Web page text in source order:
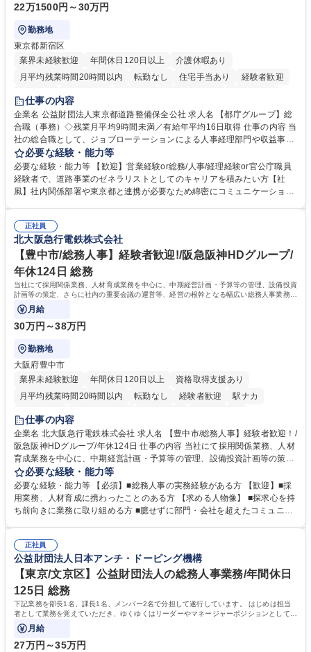
22万1500円～30万円
勤務地
東京都新宿区
業界未経験歓迎
年間休日120日以上
介護休暇あり
月平均残業時間20時間以内
転勤なし 住宅手当あり
経験者歓迎
研修あり
退職金あり
駅近5分以内
資格取得手当あり 食事補助あり
仕事の内容
企業名 公益財団法人東京都道路整備保全公社 求人名 【都庁グループ】総
合職（事務）◇残業月平均9時間未満／有給年平均16日取得 仕事の内容 当
社の総合職として、ジョブローテーションによる人事経理部門や収益事業
等のフロント部門の部署等幅広い部署での業務をお任せいたします。研修
制度やキャリア支援が充実しております！ ※下記業務詳細 【業務詳細】■
管理部門：広報、人事、経理など当公社の運営に係る管理業務 ■収益部
門：駐車場の新規開拓、管理運営、新宿駅西口広場の「イベントコーナ
道路施設や道路工事現場の見学ツアー事業 ※入社後は上記いずれかの部門
へ配属。※業務内容変更の範囲：会社の定める業務 募集職種 【都庁グル
ープ】総合職（事務）◇残業月平均9時間未満／有給年平均16日取得
必要な経験・能力等
必要な経験・能力等 【歓迎】営業経験or総務/人事/経理経験or官公庁職員
経験者で、道路事業のゼネラリストとしてのキャリアを積みたい方【社
風】社内関係部署や東京都と連携が必要なため綿密にコミュニケーション
部門など多岐に渡る業務を経験できます。 ■様々なプロジェクト：駐車場
事業の他、新宿駅西口広場内に設置された照明を兼ねた広告「ブライトサ
イン」の管理運営を行うなど、事業収益を生み出す活動を積極的に行って
います。 学歴・資格 学歴：大学院 大学 高専 短大 専修学校 高校 語学力：
資格：
正社員
北大阪急行電鉄株式会社
【豊中市/総務人事】経験者歓迎!/阪急阪神HDグループ/
年休124日 総務
当社にて採用関係業務、人材育成業務を中心に、中期経営計画・予算等の管理、設備投資
計画等の策定、さらに社内の重要会議の運営等、経営の根幹となる幅広い総務人事業務全
般を担当していただきます。
月給
30万円～38万円
勤務地
大阪府豊中市
業界未経験歓迎
年間休日120日以上
資格取得支援あり
月平均残業時間20時間以内
転勤なし 経験者歓迎
駅ナカ
退職金あり
土日祝休み
服装自由 昼食補助あり 食事補助あり
仕事の内容
企業名 北大阪急行電鉄株式会社 求人名 【豊中市/総務人事】経験者歓迎！/
阪急阪神HDグループ/年休124日 仕事の内容 当社にて採用関係業務、人材
育成業務を中心に、中期経営計画・予算等の管理、設備投資計画等の策
定、さらに社内の重要会議の運営等、経営の根幹となる幅広い総務人事業
務全般を担当していただきます。 【主な業務内容】 ■採用関係業務および
人材育成(社員研修)業務の推進 ■中期経営計画および予算等の管理 ■設備
投資計画等の策定 ■社内の重要会議の運営 ■その他総務人事業務全般 【入
務人事】経験者歓迎！/阪急阪神HDグループ/年休124日
必要な経験・能力等
必要な経験・能力等 【必須】■総務人事の実務経験がある方 【歓迎】■採
用業務、人材育成に携わったことのある方 【求める人物像】 ■探求心を持
ち前向きに業務に取り組める方 ■臆せずに部門・会社を超えたコミュニケ
囲のメンバーと協調しつつ主体性を持って能動的に業務を推進できる方 学
歴・資格 学歴：大学院 大学 高専 短大 専修学校 高校 語学力： 資格：
正社員
公益財団法人日本アンチ・ドーピング機構
【東京/文京区】公益財団法人の総務人事業務/年間休日
125日 総務
下記業務を部長1名、課長1名、メンバー2名で分担して遂行しています。 はじめは担当
者として業務を覚えていただき、ゆくゆくはリーダーやマネージャーポジションとして活
躍いただくことを期待しています。
月給
27万円～35万円